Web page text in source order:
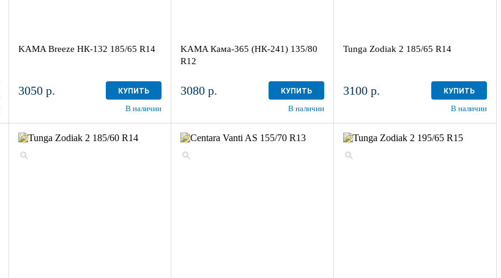
KAMA Breeze НК-132 185/65 R14
3050 р. КУПИТЬ
В наличии
KAMA Кама-365 (НК-241) 135/80
R12
3080 р. КУПИТЬ
В наличии
Tunga Zodiak 2 185/65 R14
3100 р. КУПИТЬ
В наличии